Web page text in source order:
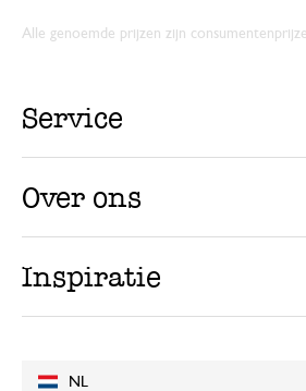
NL
Alle genoemde prijzen zijn
Service
Over ons
Inspiratie